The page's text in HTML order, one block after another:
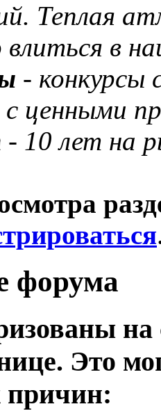
Теплая
в
- конкурсы
ценными
- 10 лет на
форума
на
Это
причин: